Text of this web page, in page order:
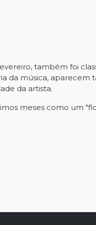
também foi
da música, aparecem
da artista.
meses como um